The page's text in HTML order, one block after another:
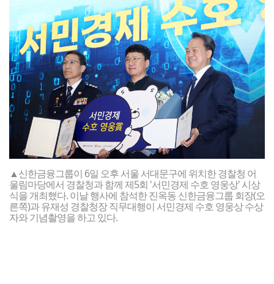
▲신한금융그룹이 6일 오후 서울 서대문구에 위치한 경찰청 어
울림마당에서 경찰청과 함께 제5회 '서민경제 수호 영웅상' 시상
식을 개최했다. 이날 행사에 참석한 진옥동 신한금융그룹 회장(오
른쪽)과 유재성 경찰청장 직무대행이 서민경제 수호 영웅상 수상
자와 기념촬영을 하고 있다.